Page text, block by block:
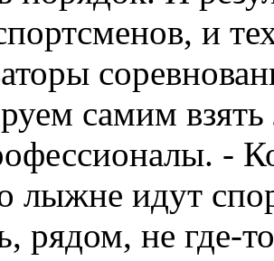
и
самим
-
лыжне идут
рядом, не где-